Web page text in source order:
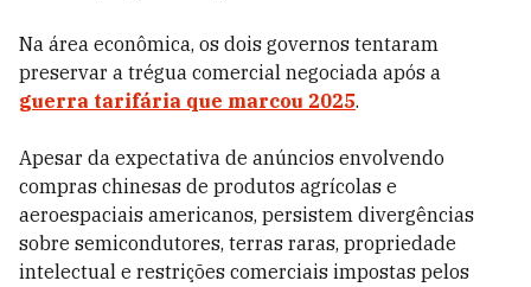
Na área econômica, os dois governos tentaram
preservar a trégua comercial negociada após a
guerra tarifária que marcou 2025.
Apesar da expectativa de anúncios envolvendo
compras chinesas de produtos agrícolas e
aeroespaciais americanos, persistem divergências
sobre semicondutores, terras raras, propriedade
intelectual e restrições comerciais impostas pelos